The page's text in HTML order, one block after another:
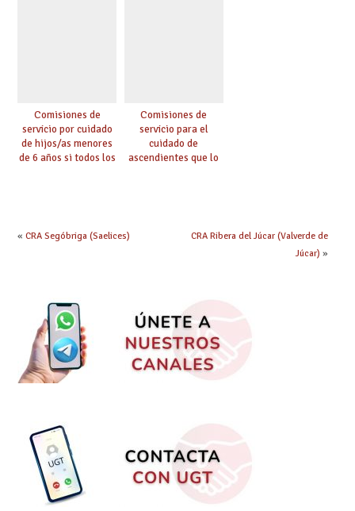
Comisiones de
servicio por cuidado
de hijos/as menores
de 6 años si todos los
Comisiones de
servicio para el
cuidado de
ascendientes que lo
« CRA Segóbriga (Saelices)
CRA Ribera del Júcar (Valverde de
Júcar) »